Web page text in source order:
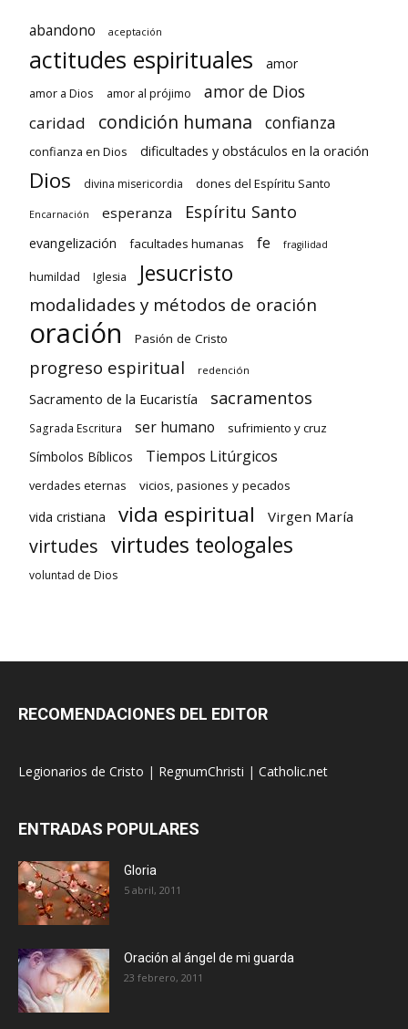
abandono aceptación
actitudes espirituales amor
amor a Dios amor al prójimo amor de Dios
caridad condición humana confianza
confianza en Dios dificultades y obstáculos en la oración
Dios divina misericordia dones del Espíritu Santo
Encarnación esperanza Espíritu Santo
evangelización facultades humanas fe fragilidad
humildad Iglesia Jesucristo
modalidades y métodos de oración
oración Pasión de Cristo
progreso espiritual redención
Sacramento de la Eucaristía sacramentos
Sagrada Escritura ser humano sufrimiento y cruz
Símbolos Bíblicos Tiempos Litúrgicos
verdades eternas vicios, pasiones y pecados
vida cristiana vida espiritual Virgen María
virtudes virtudes teologales
voluntad de Dios
RECOMENDACIONES DEL EDITOR
Legionarios de Cristo | RegnumChristi | Catholic.net
ENTRADAS POPULARES
Gloria
5 abril, 2011
Oración al ángel de mi guarda
23 febrero, 2011